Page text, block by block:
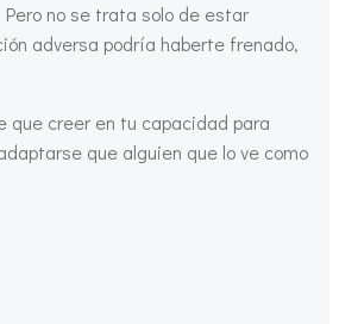
no se trata solo de estar
adversa podría haberte frenado,
que creer en tu capacidad para
que alguien que lo ve como